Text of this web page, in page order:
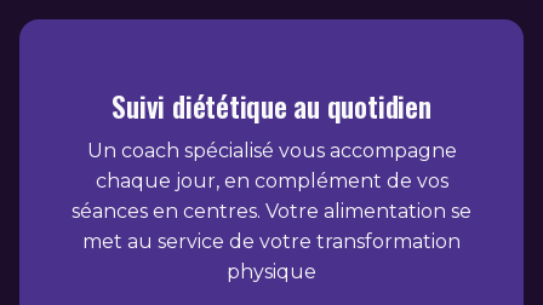
Suivi diététique au quotidien
Un coach spécialisé vous accompagne
chaque jour, en complément de vos
séances en centres. Votre alimentation se
met au service de votre transformation
physique